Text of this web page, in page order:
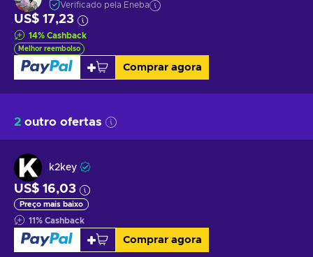
Verificado pela Eneba
US$ 17,23
14% Cashback
Melhor reembolso
Comprar agora
2 outro ofertas
k2key
US$ 16,03
Preço mais baixo
11% Cashback
Comprar agora